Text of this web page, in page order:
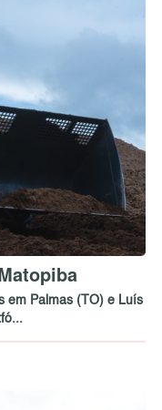
em Palmas (TO) e Luís